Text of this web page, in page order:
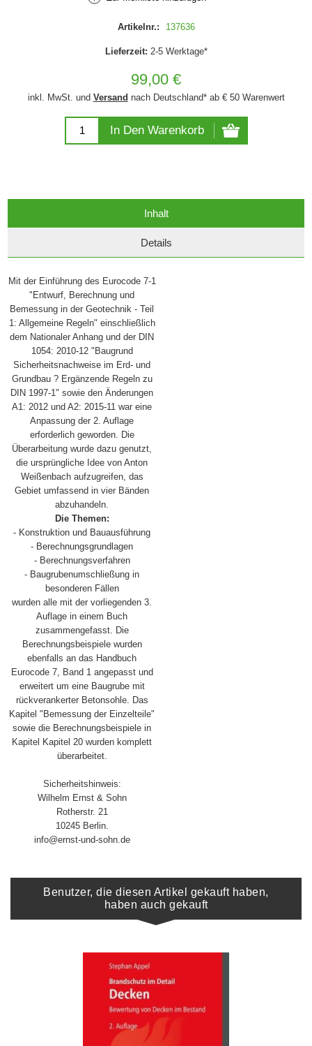
Artikelnr.: 137636
Lieferzeit: 2-5 Werktage*
99,00 €
inkl. MwSt. und Versand nach Deutschland* ab € 50 Warenwert
In Den Warenkorb
Inhalt
Details
Mit der Einführung des Eurocode 7-1
"Entwurf, Berechnung und
Bemessung in der Geotechnik - Teil
1: Allgemeine Regeln" einschließlich
dem Nationaler Anhang und der DIN
1054: 2010-12 "Baugrund
Sicherheitsnachweise im Erd- und
Grundbau ? Ergänzende Regeln zu
DIN 1997-1" sowie den Änderungen
A1: 2012 und A2: 2015-11 war eine
Anpassung der 2. Auflage
erforderlich geworden. Die
Überarbeitung wurde dazu genutzt,
die ursprüngliche Idee von Anton
Weißenbach aufzugreifen, das
Gebiet umfassend in vier Bänden
abzuhandeln.
Die Themen:
- Konstruktion und Bauausführung
- Berechnungsgrundlagen
- Berechnungsverfahren
- Baugrubenumschließung in
besonderen Fällen
wurden alle mit der vorliegenden 3.
Auflage in einem Buch
zusammengefasst. Die
Berechnungsbeispiele wurden
ebenfalls an das Handbuch
Eurocode 7, Band 1 angepasst und
erweitert um eine Baugrube mit
rückverankerter Betonsohle. Das
Kapitel "Bemessung der Einzelteile"
sowie die Berechnungsbeispiele in
Kapitel Kapitel 20 wurden komplett
überarbeitet.
Sicherheitshinweis:
Wilhelm Ernst & Sohn
Rotherstr. 21
10245 Berlin.
info@ernst-und-sohn.de
Benutzer, die diesen Artikel gekauft haben,
haben auch gekauft